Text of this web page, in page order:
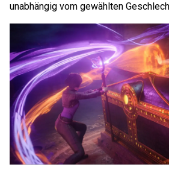
unabhängig vom gewählten